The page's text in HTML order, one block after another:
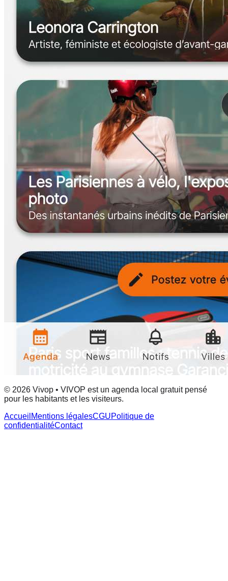
© 2026 Vivop • VIVOP est un agenda local gratuit pensé
pour les habitants et les visiteurs.
Accueil Mentions légalesCGUPolitique de
confidentialitéContact